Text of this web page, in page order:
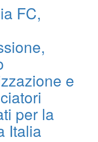
FC,
e
per la
Italia